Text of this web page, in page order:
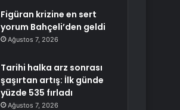
Figüran krizine en sert
yorum Bahçeli’den geldi
Ağustos 7, 2026
Tarihi halka arz sonrası
şaşırtan artış: İlk günde
yüzde 535 fırladı
Ağustos 7, 2026